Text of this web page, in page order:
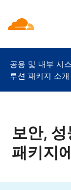
공용 및 내부 시
루션 패키지 소개 |
보안,
패키지